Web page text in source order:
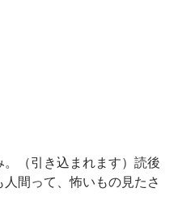
（引き込まれます）読後
間って、怖いもの見たさ